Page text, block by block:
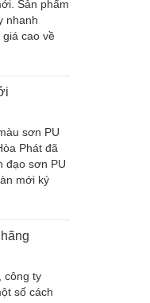
Sản phẩm
nhanh
cao về
sơn PU
Phát đã
đạo sơn PU
mới ký
công ty
số cách